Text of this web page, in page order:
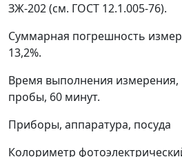
ЗЖ-202 (см. ГОСТ 12.1.005-76).
Суммарная погрешность
13,2%.
Время выполнения измерения,
пробы, 60 минут.
Приборы, аппаратура, посуда
Колориметр